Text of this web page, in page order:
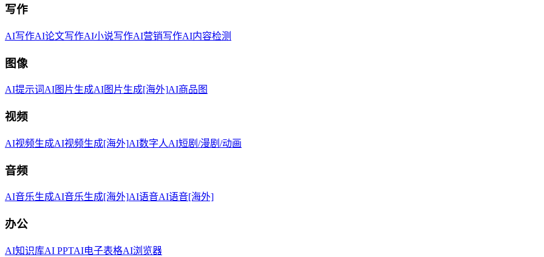
写作
AI写作AI论文写作AI小说写作AI营销写作AI内容检测
图像
AI提示词AI图片生成AI图片生成[海外]AI商品图
视频
AI视频生成AI视频生成[海外]AI数字人AI短剧/漫剧/动画
音频
AI音乐生成AI音乐生成[海外]AI语音AI语音[海外]
办公
AI知识库AI PPTAI电子表格AI浏览器